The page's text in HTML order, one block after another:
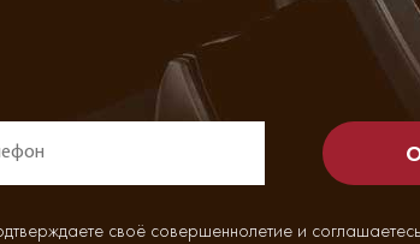
своё совершеннолетие и